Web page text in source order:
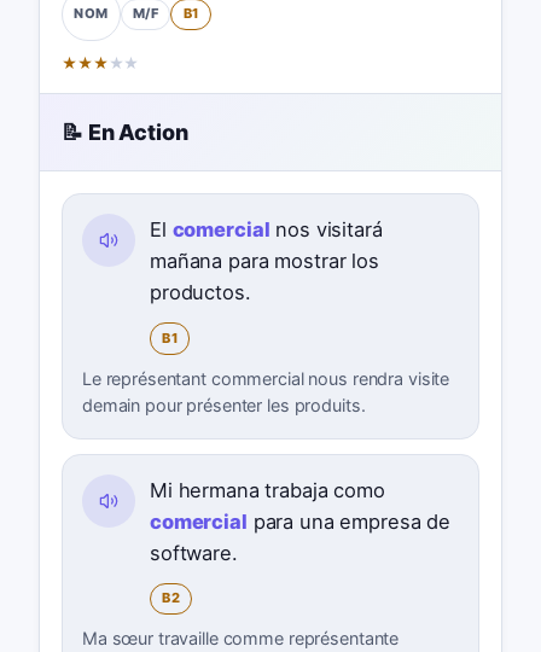
NOM M/F B1
★★★ ★ ★
📝 En Action
El comercial nos visitará
mañana para mostrar los
productos.
B1
Le représentant commercial nous rendra visite
demain pour présenter les produits.
Mi hermana trabaja como
comercial para una empresa de
software.
B2
Ma sœur travaille comme représentante